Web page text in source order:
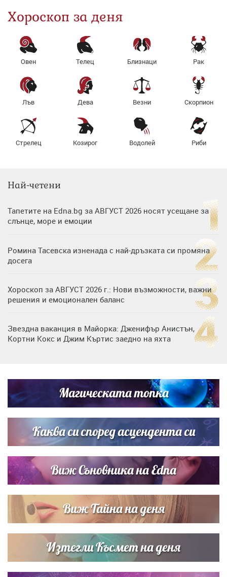
Хороскоп за деня
Овен Телец Близнаци Рак
Лъв Дева Везни Скорпион
Стрелец Козирог Водолей Риби
Най-четени
Тапетите на Edna.bg за АВГУСТ 2026 носят усещане за
слънце, море и емоции
Ромина Тасевска изненада с най-дръзката си промяна
досега
Хороскоп за АВГУСТ 2026 г.: Нови възможности, важни
решения и емоционален баланс
Звездна ваканция в Майорка: Дженифър Анистън,
Кортни Кокс и Джим Къртис заедно на яхта
Братя Аргирови я изненадаха с песен
Дъщерята на Гала - Мари отплава с любимия и двете
си деца на семейна морска приказка
Магическата топка
Каква си според асцендента си
Виж Съновника на Edna
Виж Тайна на деня
Изтегли Късмет на деня